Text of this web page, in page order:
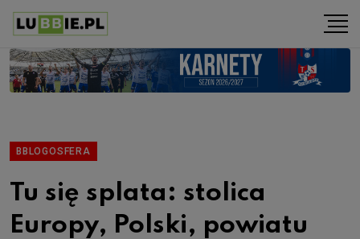
BBLOGOSFERA
Tu się splata: stolica
Europy, Polski, powiatu